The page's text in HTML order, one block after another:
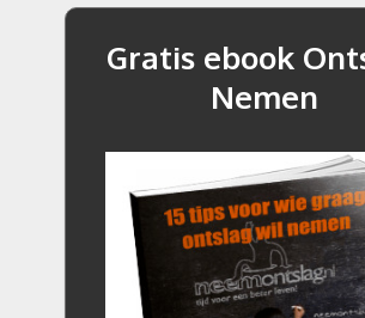
Gratis ebook
Nemen